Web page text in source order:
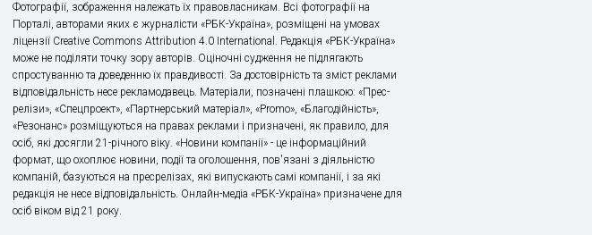
Фотографії, зображення належать їх правовласникам. Всі фотографії на
Порталі, авторами яких є журналісти «РБК-Україна», розміщені на умовах
ліцензії Creative Commons Attribution 4.0 International. Редакція «РБК-Україна»
може не поділяти точку зору авторів. Оціночні судження не підлягають
спростуванню та доведенню їх правдивості. За достовірність та зміст реклами
відповідальність несе рекламодавець. Матеріали, позначені плашкою: «Прес-
релізи», «Спецпроект», «Партнерський матеріал», «Promo», «Благодійність»,
«Резонанс» розміщуються на правах реклами і призначені, як правило, для
осіб, які досягли 21-річного віку. «Новини компанії» - це інформаційний
формат, що охоплює новини, події та оголошення, пов'язані з діяльністю
компаній, базуються на пресрелізах, які випускають самі компанії, і за які
редакція не несе відповідальність. Онлайн-медіа «РБК-Україна» призначене для
осіб віком від 21 року.